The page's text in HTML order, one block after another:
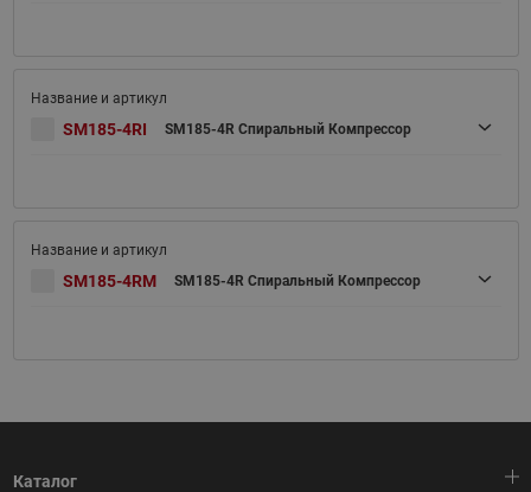
SM185-4RI SM185-4R Спиральный Компрессор
SM185-4RM SM185-4R Спиральный Компрессор
Каталог